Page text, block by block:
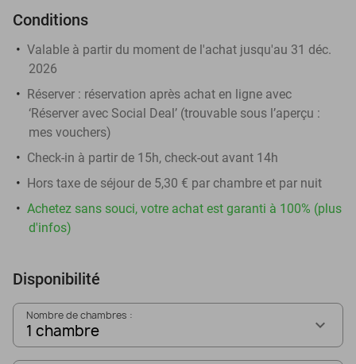
Conditions
Valable à partir du moment de l'achat jusqu'au 31 déc.
2026
Réserver : réservation après achat en ligne avec
‘Réserver avec Social Deal’ (trouvable sous l’aperçu :
mes vouchers)
Check-in à partir de 15h, check-out avant 14h
Hors taxe de séjour de 5,30 € par chambre et par nuit
Achetez sans souci, votre achat est garanti à 100% (plus
d'infos)
Disponibilité
Nombre de chambres :
1 chambre